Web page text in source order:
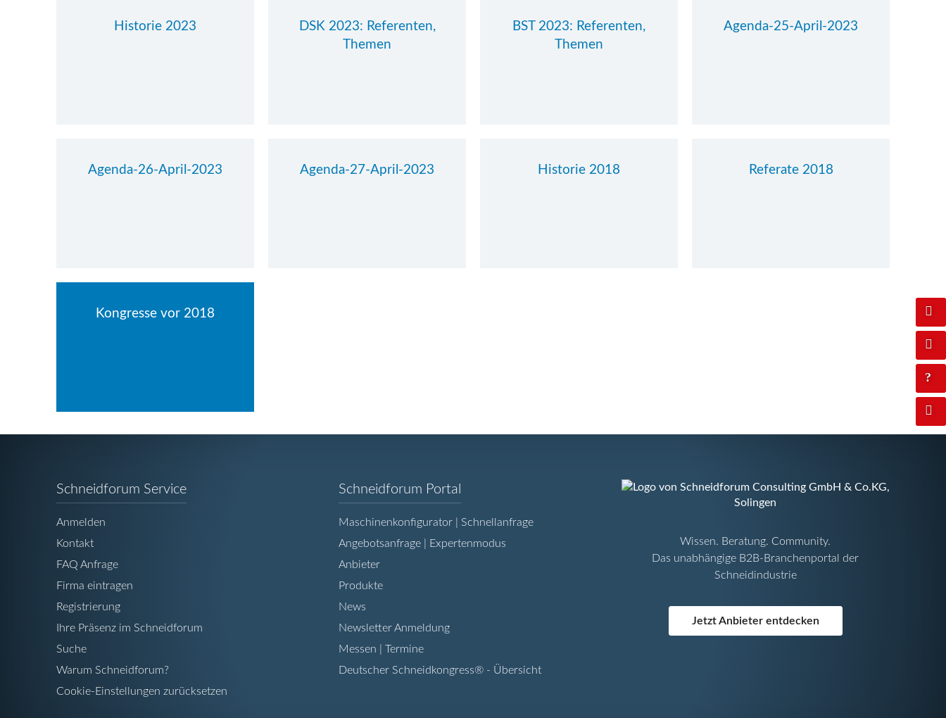
Historie 2023
DSK 2023: Referenten,
Themen
BST 2023: Referenten,
Themen
Agenda-25-April-2023
Agenda-26-April-2023 Agenda-27-April-2023 Historie 2018 Referate 2018
Kongresse vor 2018
Schneidforum ServiceNavigation
überspringen
Anmelden
Kontakt
FAQ Anfrage
Firma eintragen
Registrierung
Ihre Präsenz im Schneidforum
Suche
Warum Schneidforum?
Cookie-Einstellungen zurücksetzen
Schneidforum Portal
überspringen
Maschinenkonfigurator | Schnellanfrage
Angebotsanfrage | Expertenmodus
Anbieter
Produkte
News
Newsletter Anmeldung
Messen | Termine
Deutscher Schneidkongress® - Übersicht
Wissen. Beratung. Community.
Das unabhängige B2B-Branchenportal der
Schneidindustrie
Jetzt Anbieter entdecken